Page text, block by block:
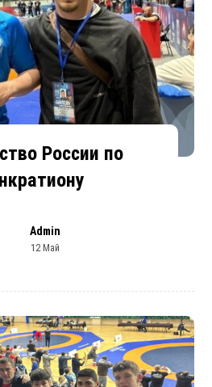
России по
Admin
12 Май